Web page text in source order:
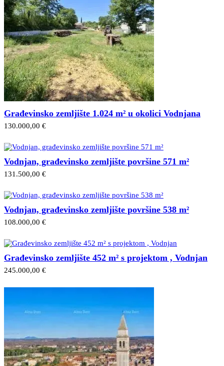
Građevinsko zemljište 1.024 m² u okolici Vodnjana
130.000,00 €
Vodnjan, građevinsko zemljište površine 571 m²
131.500,00 €
Vodnjan, građevinsko zemljište površine 538 m²
108.000,00 €
Građevinsko zemljište 452 m² s projektom , Vodnjan
245.000,00 €